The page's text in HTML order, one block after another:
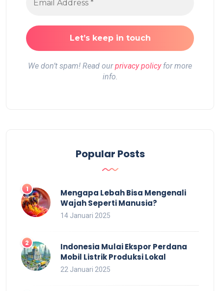
We don’t spam! Read ourprivacy policyfor more
info.
Popular Posts
Mengapa Lebah Bisa Mengenali
Wajah Seperti Manusia?
14 Januari 2025
Indonesia Mulai Ekspor Perdana
Mobil Listrik Produksi Lokal
22 Januari 2025